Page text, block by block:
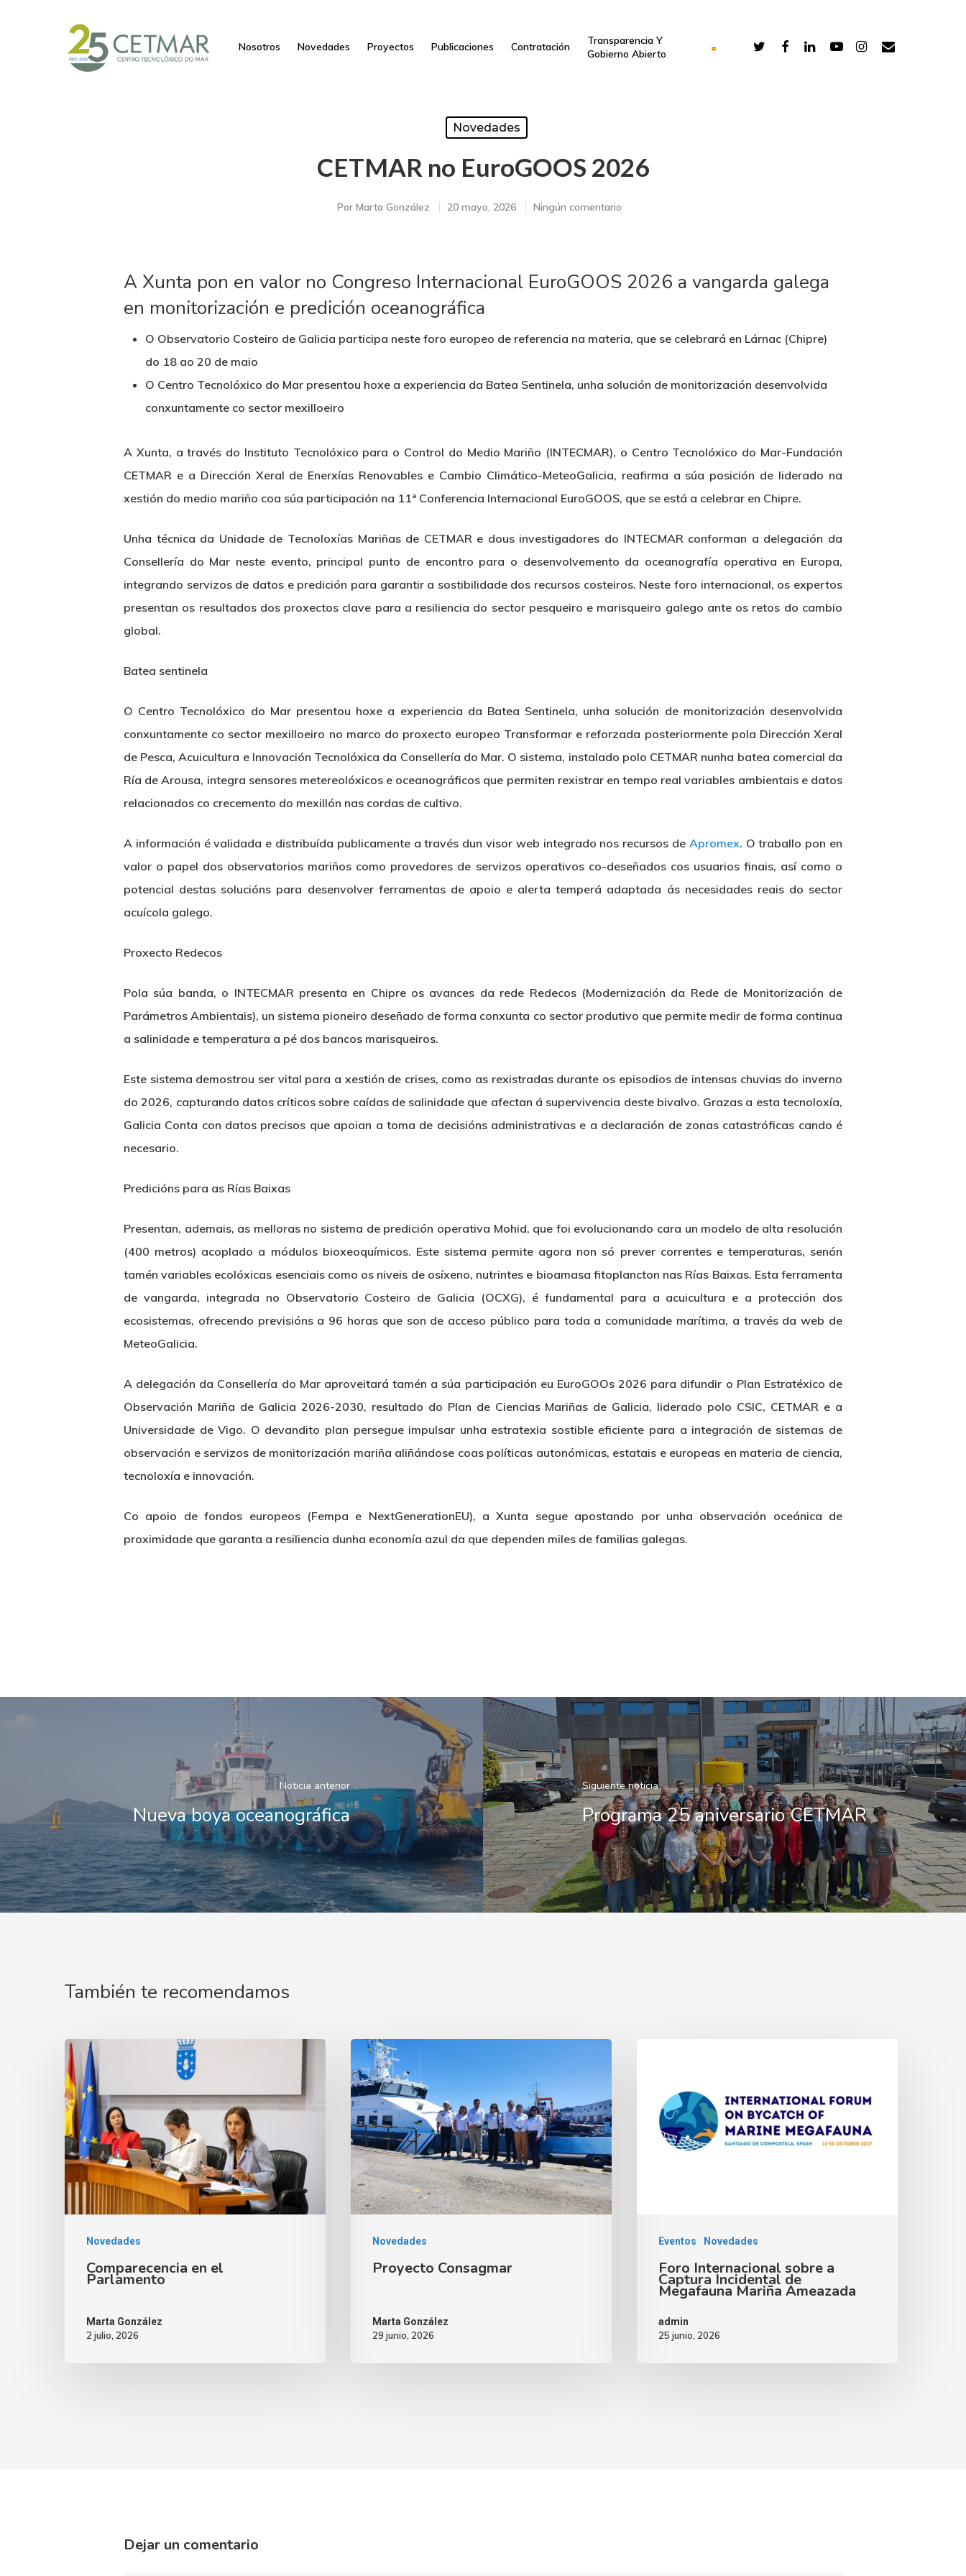
Hit enter to search or ESC to close
Nosotros Novedades Proyectos Publicaciones Contratación
Transparencia Y
Gobierno Abierto
Novedades
CETMAR no EuroGOOS 2026
Por Marta González 20 mayo, 2026 Ningún comentario
A Xunta pon en valor no Congreso Internacional EuroGOOS 2026 a vangarda galega
en monitorización e predición oceanográfica
O Observatorio Costeiro de Galicia participa neste foro europeo de referencia na materia, que se celebrará en Lárnac (Chipre)
do 18 ao 20 de maio
O Centro Tecnolóxico do Mar presentou hoxe a experiencia da Batea Sentinela, unha solución de monitorización desenvolvida
conxuntamente co sector mexilloeiro
A Xunta, a través do Instituto Tecnolóxico para o Control do Medio Mariño (INTECMAR), o Centro Tecnolóxico do Mar-Fundación
CETMAR e a Dirección Xeral de Enerxías Renovables e Cambio Climático-MeteoGalicia, reafirma a súa posición de liderado na
xestión do medio mariño coa súa participación na 11ª Conferencia Internacional EuroGOOS, que se está a celebrar en Chipre.
Unha técnica da Unidade de Tecnoloxías Mariñas de CETMAR e dous investigadores do INTECMAR conforman a delegación da
Consellería do Mar neste evento, principal punto de encontro para o desenvolvemento da oceanografía operativa en Europa,
integrando servizos de datos e predición para garantir a sostibilidade dos recursos costeiros. Neste foro internacional, os expertos
presentan os resultados dos proxectos clave para a resiliencia do sector pesqueiro e marisqueiro galego ante os retos do cambio
global.
Batea sentinela
O Centro Tecnolóxico do Mar presentou hoxe a experiencia da Batea Sentinela, unha solución de monitorización desenvolvida
conxuntamente co sector mexilloeiro no marco do proxecto europeo Transformar e reforzada posteriormente pola Dirección Xeral
de Pesca, Acuicultura e Innovación Tecnolóxica da Consellería do Mar. O sistema, instalado polo CETMAR nunha batea comercial da
Ría de Arousa, integra sensores metereolóxicos e oceanográficos que permiten rexistrar en tempo real variables ambientais e datos
relacionados co crecemento do mexillón nas cordas de cultivo.
A información é validada e distribuída publicamente a través dun visor web integrado nos recursos de Apromex. O traballo pon en
valor o papel dos observatorios mariños como provedores de servizos operativos co-deseñados cos usuarios finais, así como o
potencial destas solucións para desenvolver ferramentas de apoio e alerta temperá adaptada ás necesidades reais do sector
acuícola galego.
Proxecto Redecos
Pola súa banda, o INTECMAR presenta en Chipre os avances da rede Redecos (Modernización da Rede de Monitorización de
Parámetros Ambientais), un sistema pioneiro deseñado de forma conxunta co sector produtivo que permite medir de forma continua
a salinidade e temperatura a pé dos bancos marisqueiros.
Este sistema demostrou ser vital para a xestión de crises, como as rexistradas durante os episodios de intensas chuvias do inverno
do 2026, capturando datos críticos sobre caídas de salinidade que afectan á supervivencia deste bivalvo. Grazas a esta tecnoloxía,
Galicia Conta con datos precisos que apoian a toma de decisións administrativas e a declaración de zonas catastróficas cando é
necesario.
Predicións para as Rías Baixas
Presentan, ademais, as melloras no sistema de predición operativa Mohid, que foi evolucionando cara un modelo de alta resolución
(400 metros) acoplado a módulos bioxeoquímicos. Este sistema permite agora non só prever correntes e temperaturas, senón
tamén variables ecolóxicas esenciais como os niveis de osíxeno, nutrintes e bioamasa fitoplancton nas Rías Baixas. Esta ferramenta
de vangarda, integrada no Observatorio Costeiro de Galicia (OCXG), é fundamental para a acuicultura e a protección dos
ecosistemas, ofrecendo previsións a 96 horas que son de acceso público para toda a comunidade marítima, a través da web de
MeteoGalicia.
A delegación da Consellería do Mar aproveitará tamén a súa participación eu EuroGOOs 2026 para difundir o Plan Estratéxico de
Observación Mariña de Galicia 2026-2030, resultado do Plan de Ciencias Mariñas de Galicia, liderado polo CSIC, CETMAR e a
Universidade de Vigo. O devandito plan persegue impulsar unha estratexia sostible eficiente para a integración de sistemas de
observación e servizos de monitorización mariña aliñándose coas políticas autonómicas, estatais e europeas en materia de ciencia,
tecnoloxía e innovación.
Co apoio de fondos europeos (Fempa e NextGenerationEU), a Xunta segue apostando por unha observación oceánica de
proximidade que garanta a resiliencia dunha economía azul da que dependen miles de familias galegas.
Noticia anterior
Nueva boya oceanográfica
Siguiente noticia
Programa 25 aniversario CETMAR
También te recomendamos
Novedades
Comparecencia en el
Parlamento
Marta González
2 julio, 2026
Novedades
Proyecto Consagmar
Marta González
29 junio, 2026
Eventos Novedades
Foro Internacional sobre a
Captura Incidental de
Megafauna Mariña Ameazada
admin
25 junio, 2026
Dejar un comentario